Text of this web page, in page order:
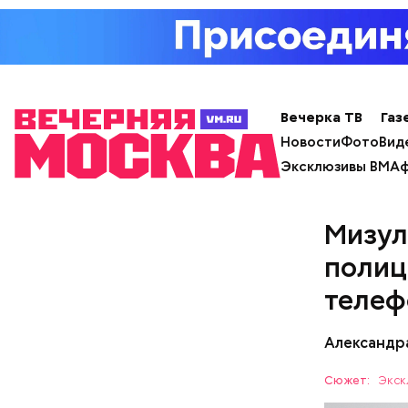
Вечерка ТВ
НовостиФото
Эксклюзивы ВМ
Сюжет:
Также
что